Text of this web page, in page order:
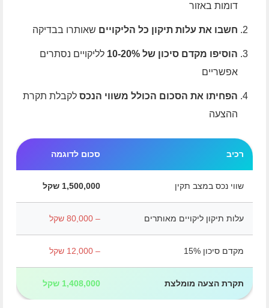
דומות באזור
חשבו את עלות תיקון כל הליקויים שאותרו בבדיקה
הוסיפו מקדם סיכון של 10-20%
לליקויים נסתרים
אפשריים
הפחיתו את הסכום הכולל משווי הנכסלקבלת תקרת
ההצעה
רכיב סכום לדוגמה
שווי נכס במצב תקין 1,500,000 שקל
עלות תיקון ליקויים מאותרים – 80,000 שקל
מקדם סיכון 15% – 12,000 שקל
תקרת הצעה מומלצת 1,408,000 שקל